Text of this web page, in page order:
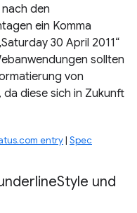
den
ein Komma
30 April 2011“
sollten
von
diese sich in Zukunft
entry| Spec
Style und